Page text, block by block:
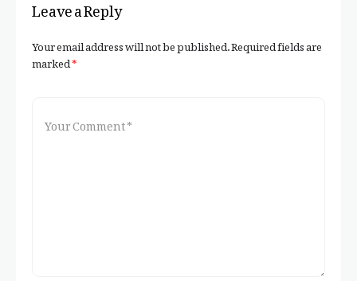
Leave a Reply
Your email address will not be published.Required fields are
marked*